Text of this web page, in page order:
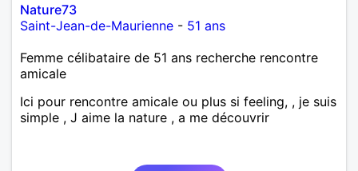
Nature73
Saint-Jean-de-Maurienne - 51 ans
Femme célibataire de 51 ans recherche rencontre
amicale
Ici pour rencontre amicale ou plus si feeling, , je suis
simple , J aime la nature , a me découvrir